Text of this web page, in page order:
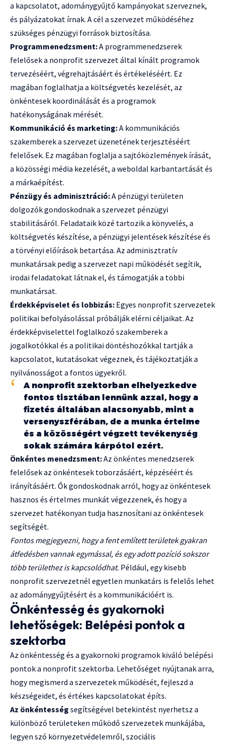
a kapcsolatot, adománygyűjtő kampányokat szerveznek,
és pályázatokat írnak. A cél a szervezet működéséhez
szükséges pénzügyi források biztosítása.
Programmenedzsment:A programmenedzserek
felelősek a nonprofit szervezet által kínált programok
tervezéséért, végrehajtásáért és értékeléséért. Ez
magában foglalhatja a költségvetés kezelését, az
önkéntesek koordinálását és a programok
hatékonyságának mérését.
Kommunikáció és marketing:A kommunikációs
szakemberek a szervezet üzenetének terjesztéséért
felelősek. Ez magában foglalja a sajtóközlemények írását,
a közösségi média kezelését, a weboldal karbantartását és
a márkaépítést.
Pénzügy és adminisztráció:A pénzügyi területen
dolgozók gondoskodnak a szervezet pénzügyi
stabilitásáról. Feladataik közé tartozik a könyvelés, a
költségvetés készítése, a pénzügyi jelentések készítése és
a törvényi előírások betartása. Az adminisztratív
munkatársak pedig a szervezet napi működését segítik,
irodai feladatokat látnak el, és támogatják a többi
munkatársat.
Érdekképviselet és lobbizás: Egyes nonprofit szervezetek
politikai befolyásolással próbálják elérni céljaikat. Az
érdekképviselettel foglalkozó szakemberek a
jogalkotókkal és a politikai döntéshozókkal tartják a
kapcsolatot, kutatásokat végeznek, és tájékoztatják a
nyilvánosságot a fontos ügyekről.
A nonprofit szektorban elhelyezkedve
fontos tisztában lennünk azzal, hogy a
fizetés általában alacsonyabb, mint a
versenyszférában, de a munka értelme
és a közösségért végzett tevékenység
sokak számára kárpótol ezért.
Önkéntes menedzsment:Az önkéntes menedzserek
felelősek az önkéntesek toborzásáért, képzéséért és
irányításáért. Ők gondoskodnak arról, hogy az önkéntesek
hasznos és értelmes munkát végezzenek, és hogy a
szervezet hatékonyan tudja hasznosítani az önkéntesek
segítségét.
Fontos megjegyezni, hogy a fent említett területek gyakran
átfedésben vannak egymással, és egy adott pozíció sokszor
több területhez is kapcsolódhat. Például, egy kisebb
nonprofit szervezetnél egyetlen munkatárs is felelős lehet
az adománygyűjtésért és a kommunikációért is.
Önkéntesség és gyakornoki
lehetőségek: Belépési pontok a
szektorba
Az önkéntesség és a gyakornoki programok kiváló belépési
pontok a nonprofit szektorba. Lehetőséget nyújtanak arra,
hogy megismerd a szervezetek működését, fejleszd a
készségeidet, és értékes kapcsolatokat építs.
Az önkéntesség segítségével betekintést nyerhetsz a
különböző területeken működő szervezetek munkájába,
legyen szó környezetvédelemről, szociális